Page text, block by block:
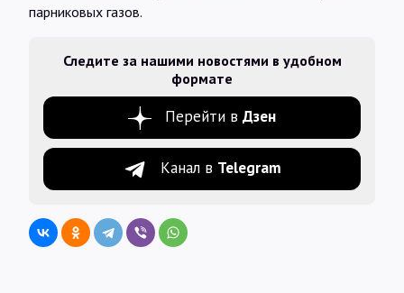
парниковых газов.
Следите за нашими новостями в удобном
формате
Перейти в Дзен
Канал в Telegram